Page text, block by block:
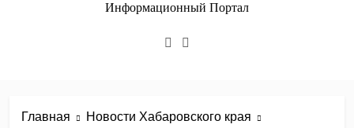
Информационный Портал
Главная
Новости Хабаровского края